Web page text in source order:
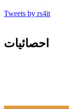
Tweets by rs4it
احصائيات